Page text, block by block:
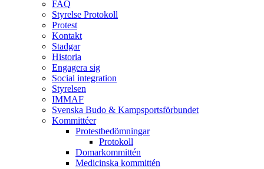
FAQ
Styrelse Protokoll
Protest
Kontakt
Stadgar
Historia
Engagera sig
Social integration
Styrelsen
IMMAF
Svenska Budo & Kampsportsförbundet
Kommittéer
Protestbedömningar
Protokoll
Domarkommittén
Medicinska kommittén